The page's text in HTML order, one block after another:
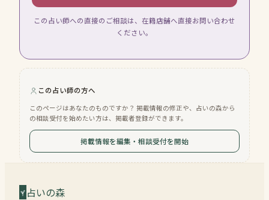
この占い師への直接のご相談は、在籍店舗へ直接お問い合わせ
ください。
この占い師の方へ
このページはあなたのものですか？ 掲載情報の修正や、占いの森から
の相談受付を始めたい方は、掲載者登録ができます。
掲載情報を編集・相談受付を開始
占いの森